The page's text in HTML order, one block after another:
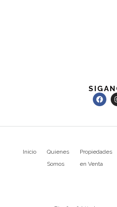
Inicio
Quienes
Somos
Propiedades
en Venta